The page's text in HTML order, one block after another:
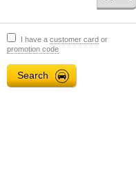
I have a customer card or
promotion code